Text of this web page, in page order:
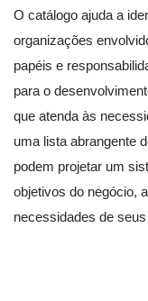
O catálogo ajuda a
organizações
papéis e
para o
que atenda às
uma lista abrangente
podem projetar um
objetivos do negócio,
necessidades de